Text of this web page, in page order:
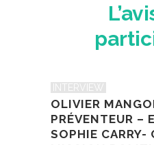
INTERVIEW
OLIVIER
PRÉVENTEUR –
SOPHIE CARRY-